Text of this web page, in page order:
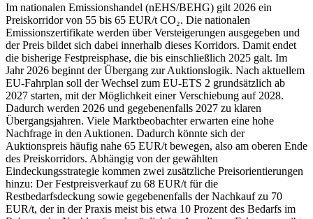
Im nationalen Emissionshandel (nEHS/BEHG) gilt 2026 ein
Preiskorridor von 55 bis 65 EUR/t CO₂. Die nationalen
Emissionszertifikate werden über Versteigerungen ausgegeben und
der Preis bildet sich dabei innerhalb dieses Korridors. Damit endet
die bisherige Festpreisphase, die bis einschließlich 2025 galt. Im
Jahr 2026 beginnt der Übergang zur Auktionslogik. Nach aktuellem
EU‑Fahrplan soll der Wechsel zum EU‑ETS 2 grundsätzlich ab
2027 starten, mit der Möglichkeit einer Verschiebung auf 2028.
Dadurch werden 2026 und gegebenenfalls 2027 zu klaren
Übergangsjahren. Viele Marktbeobachter erwarten eine hohe
Nachfrage in den Auktionen. Dadurch könnte sich der
Auktionspreis häufig nahe 65 EUR/t bewegen, also am oberen Ende
des Preiskorridors. Abhängig von der gewählten
Eindeckungsstrategie kommen zwei zusätzliche Preisorientierungen
hinzu: Der Festpreisverkauf zu 68 EUR/t für die
Restbedarfsdeckung sowie gegebenenfalls der Nachkauf zu 70
EUR/t, der in der Praxis meist bis etwa 10 Prozent des Bedarfs im